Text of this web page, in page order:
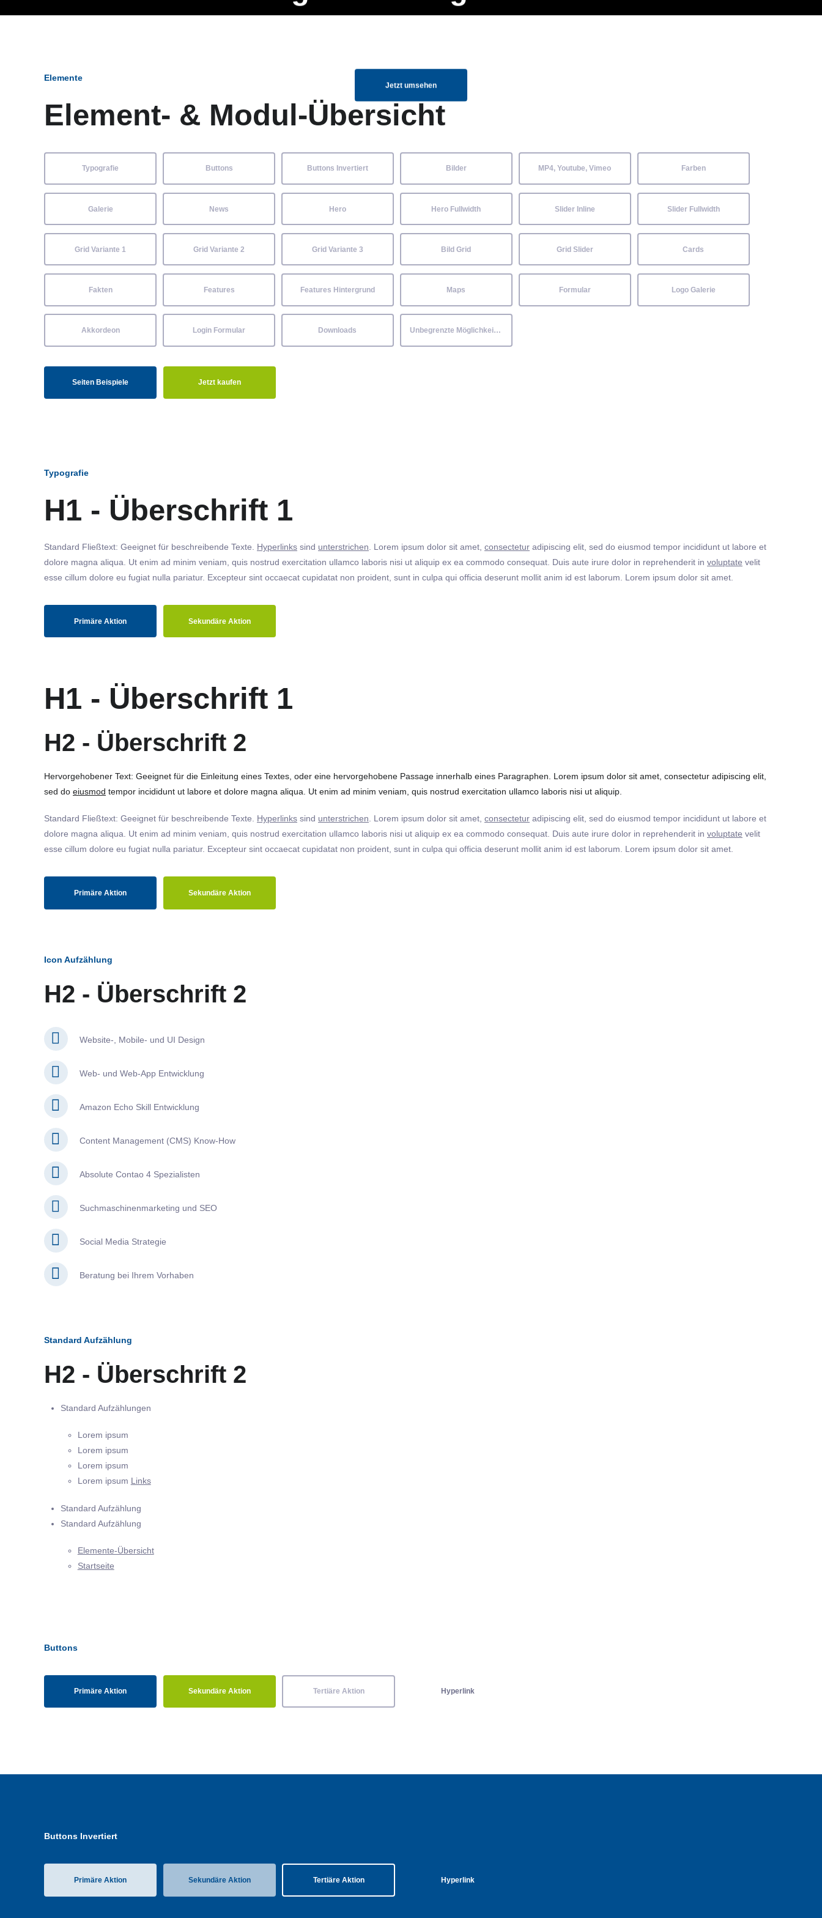
Jetzt umsehen
Elemente
Element- & Modul-Übersicht
Typografie Buttons Buttons Invertiert Bilder MP4, Youtube, Vimeo Farben
Galerie News Hero Hero Fullwidth Slider Inline Slider Fullwidth
Grid Variante 1 Grid Variante 2 Grid Variante 3 Bild Grid Grid Slider Cards
Fakten Features Features Hintergrund Maps Formular Logo Galerie
Akkordeon Login Formular Downloads Unbegrenzte Möglichkeiten
Seiten Beispiele Jetzt kaufen
Typografie
H1 - Überschrift 1
Standard Fließtext: Geeignet für beschreibende Texte. Hyperlinks sind unterstrichen . Lorem ipsum dolor sit amet, consectetur adipiscing elit, sed do eiusmod tempor incididunt ut labore et
dolore magna aliqua. Ut enim ad minim veniam, quis nostrud exercitation ullamco laboris nisi ut aliquip ex ea commodo consequat. Duis aute irure dolor in reprehenderit in voluptate velit
esse cillum dolore eu fugiat nulla pariatur. Excepteur sint occaecat cupidatat non proident, sunt in culpa qui officia deserunt mollit anim id est laborum. Lorem ipsum dolor sit amet.
Primäre Aktion Sekundäre Aktion
H1 - Überschrift 1
H2 - Überschrift 2
Hervorgehobener Text: Geeignet für die Einleitung eines Textes, oder eine hervorgehobene Passage innerhalb eines Paragraphen. Lorem ipsum dolor sit amet, consectetur adipiscing elit,
sed do eiusmod tempor incididunt ut labore et dolore magna aliqua. Ut enim ad minim veniam, quis nostrud exercitation ullamco laboris nisi ut aliquip.
Standard Fließtext: Geeignet für beschreibende Texte. Hyperlinks sind unterstrichen. Lorem ipsum dolor sit amet, consectetur adipiscing elit, sed do eiusmod tempor incididunt ut labore et
dolore magna aliqua. Ut enim ad minim veniam, quis nostrud exercitation ullamco laboris nisi ut aliquip ex ea commodo consequat. Duis aute irure dolor in reprehenderit in voluptate velit
esse cillum dolore eu fugiat nulla pariatur. Excepteur sint occaecat cupidatat non proident, sunt in culpa qui officia deserunt mollit anim id est laborum. Lorem ipsum dolor sit amet.
Primäre Aktion Sekundäre Aktion
Icon Aufzählung
H2 - Überschrift 2
Website-, Mobile- und UI Design
Web- und Web-App Entwicklung
Amazon Echo Skill Entwicklung
Content Management (CMS) Know-How
Absolute Contao 4 Spezialisten
Suchmaschinenmarketing und SEO
Social Media Strategie
Beratung bei Ihrem Vorhaben
Standard Aufzählung
H2 - Überschrift 2
Standard Aufzählungen
Lorem ipsum
Lorem ipsum
Lorem ipsum
Lorem ipsum Links
Standard Aufzählung
Standard Aufzählung
Elemente-Übersicht
Startseite
Buttons
Primäre Aktion Sekundäre Aktion Tertiäre Aktion Hyperlink
Buttons Invertiert
Primäre Aktion Sekundäre Aktion Tertiäre Aktion Hyperlink